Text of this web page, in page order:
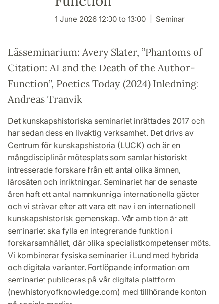
1 June 2026 12:00 to 13:00 Seminar
Lässeminarium: Avery Slater, ”Phantoms of
Citation: AI and the Death of the Author-
Function”, Poetics Today (2024) Inledning:
Andreas Tranvik
Det kunskapshistoriska seminariet inrättades 2017 och
har sedan dess en livaktig verksamhet. Det drivs av
Centrum för kunskapshistoria (LUCK) och är en
mångdisciplinär mötesplats som samlar historiskt
intresserade forskare från ett antal olika ämnen,
lärosäten och inriktningar. Seminariet har de senaste
åren haft ett antal namnkunniga internationella gäster
och vi strävar efter att vara ett nav i en internationell
kunskapshistorisk gemenskap. Vår ambition är att
seminariet ska fylla en integrerande funktion i
forskarsamhället, där olika specialistkompetenser möts.
Vi kombinerar fysiska seminarier i Lund med hybrida
och digitala varianter. Fortlöpande information om
seminariet publiceras på vår digitala plattform
(newhistoryofknowledge.com) med tillhörande konton